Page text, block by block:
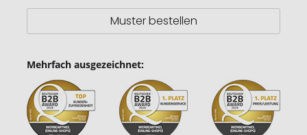
Muster bestellen
Mehrfach ausgezeichnet: